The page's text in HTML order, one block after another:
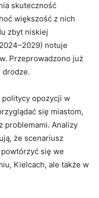
skuteczność
większość z nich
zbyt niskiej
notuje
Przeprowadzono już
drodze.
politycy opozycji w
się miastom,
problemami. Analizy
że scenariusz
się we
Kielcach, ale także w